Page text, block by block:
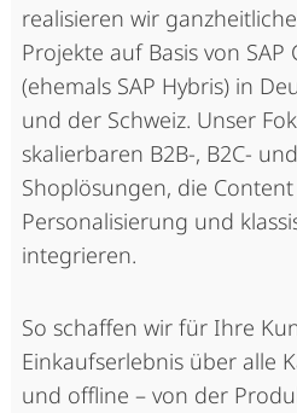
realisieren wir
Projekte auf Basis von SAP
(ehemals SAP Hybris) in
und der Schweiz. Unser
skalierbaren B2B-, B2C-
Shoplösungen, die
Personalisierung und
integrieren.
So schaffen wir für Ihre
Einkaufserlebnis über alle
und offline – von der